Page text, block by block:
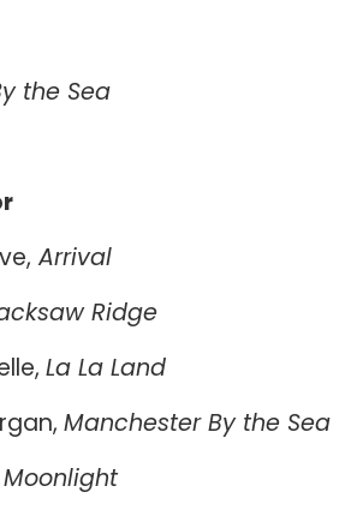
the Sea
Arrival
Ridge
La La Land
Manchester By the Sea
Moonlight